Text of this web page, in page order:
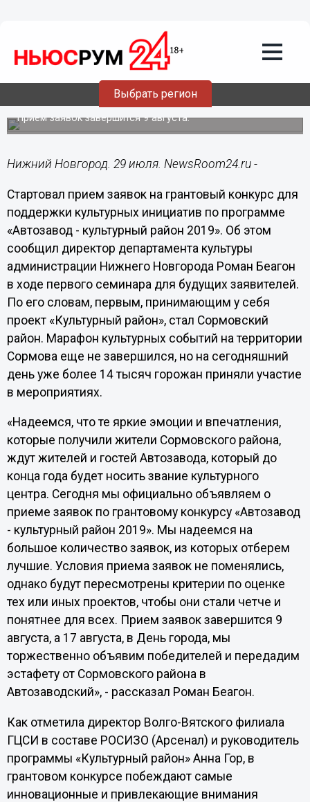
Выбрать регион
Стартовал прием заявок на грантовый
конкурс по программе «Автозавод -
культурный район 2019»
Прием заявок завершится 9 августа.
Нижний Новгород. 29 июля. NewsRoom24.ru -
Стартовал прием заявок на грантовый конкурс для
поддержки культурных инициатив по программе
«Автозавод - культурный район 2019». Об этом
сообщил директор департамента культуры
администрации Нижнего Новгорода Роман Беагон
в ходе первого семинара для будущих заявителей.
По его словам, первым, принимающим у себя
проект «Культурный район», стал Сормовский
район. Марафон культурных событий на территории
Сормова еще не завершился, но на сегодняшний
день уже более 14 тысяч горожан приняли участие
в мероприятиях.
«Надеемся, что те яркие эмоции и впечатления,
которые получили жители Сормовского района,
ждут жителей и гостей Автозавода, который до
конца года будет носить звание культурного
центра. Сегодня мы официально объявляем о
приеме заявок по грантовому конкурсу «Автозавод
- культурный район 2019». Мы надеемся на
большое количество заявок, из которых отберем
лучшие. Условия приема заявок не поменялись,
однако будут пересмотрены критерии по оценке
тех или иных проектов, чтобы они стали четче и
понятнее для всех. Прием заявок завершится 9
августа, а 17 августа, в День города, мы
торжественно объявим победителей и передадим
эстафету от Сормовского района в
Автозаводский», - рассказал Роман Беагон.
Как отметила директор Волго-Вятского филиала
ГЦСИ в составе РОСИЗО (Арсенал) и руководитель
программы «Культурный район» Анна Гор, в
грантовом конкурсе побеждают самые
инновационные и привлекающие внимания